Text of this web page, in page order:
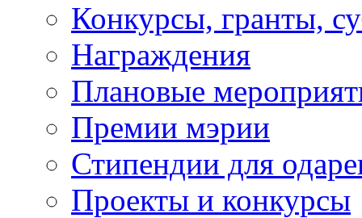
Конкурсы, гранты,
Награждения
Плановые
Премии мэрии
Стипендии для
Проекты и конкурсы